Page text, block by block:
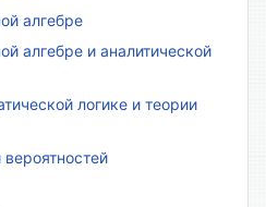
алгебре
алгебре и аналитической
логике и теории